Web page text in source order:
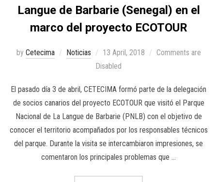
Langue de Barbarie (Senegal) en el
marco del proyecto ECOTOUR
by Cetecima Noticias 13 April, 2018
Comments are
Disabled
El pasado día 3 de abril, CETECIMA formó parte de la delegación
de socios canarios del proyecto ECOTOUR que visitó el Parque
Nacional de La Langue de Barbarie (PNLB) con el objetivo de
conocer el territorio acompañados por los responsables técnicos
del parque. Durante la visita se intercambiaron impresiones, se
comentaron los principales problemas que …